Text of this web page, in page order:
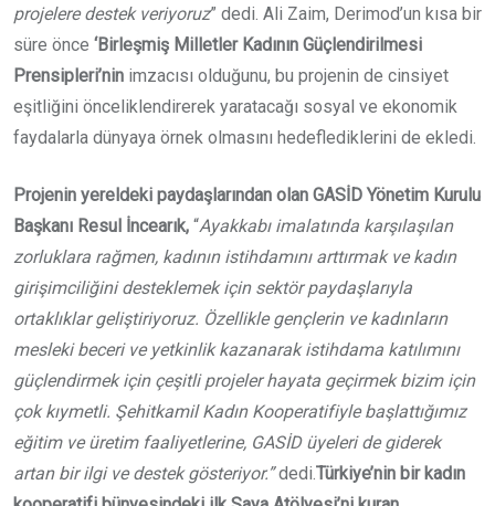
projelere destek veriyoruz” dedi. Ali Zaim, Derimod’un kısa bir
süre önce ‘Birleşmiş Milletler Kadının Güçlendirilmesi
Prensipleri’nin imzacısı olduğunu, bu projenin de cinsiyet
eşitliğini önceliklendirerek yaratacağı sosyal ve ekonomik
faydalarla dünyaya örnek olmasını hedeflediklerini de ekledi.
Projenin yereldeki paydaşlarından olan GASİD Yönetim Kurulu
Başkanı Resul İncearık, “Ayakkabı imalatında karşılaşılan
zorluklara rağmen, kadının istihdamını arttırmak ve kadın
girişimciliğini desteklemek için sektör paydaşlarıyla
ortaklıklar geliştiriyoruz. Özellikle gençlerin ve kadınların
mesleki beceri ve yetkinlik kazanarak istihdama katılımını
güçlendirmek için çeşitli projeler hayata geçirmek bizim için
çok kıymetli. Şehitkamil Kadın Kooperatifiyle başlattığımız
eğitim ve üretim faaliyetlerine, GASİD üyeleri de giderek
artan bir ilgi ve destek gösteriyor.”dedi.Türkiye’nin bir kadın